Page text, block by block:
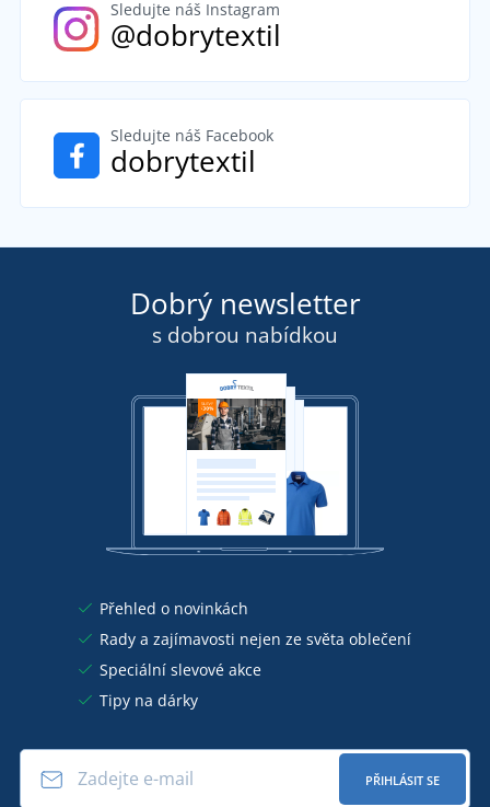
Sledujte náš Instagram
@dobrytextil
Sledujte náš Facebook
dobrytextil
Dobrý newsletter
s dobrou nabídkou
Přehled o novinkách
Rady a zajímavosti nejen ze světa oblečení
Speciální slevové akce
Tipy na dárky
PŘIHLÁSIT SE